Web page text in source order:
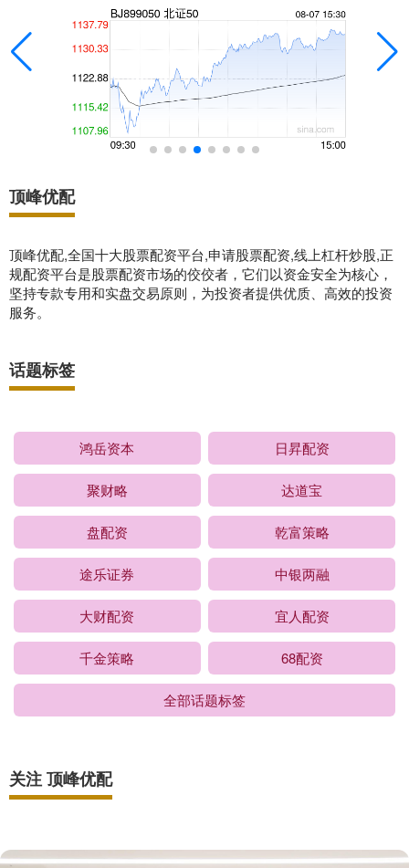
顶峰优配
顶峰优配,全国十大股票配资平台,申请股票配资,线上杠杆炒股,正
规配资平台是股票配资市场的佼佼者，它们以资金安全为核心，
坚持专款专用和实盘交易原则，为投资者提供优质、高效的投资
服务。
话题标签
鸿岳资本 日昇配资
聚财略 达道宝
盘配资 乾富策略
途乐证券 中银两融
大财配资 宜人配资
千金策略 68配资
全部话题标签
关注 顶峰优配